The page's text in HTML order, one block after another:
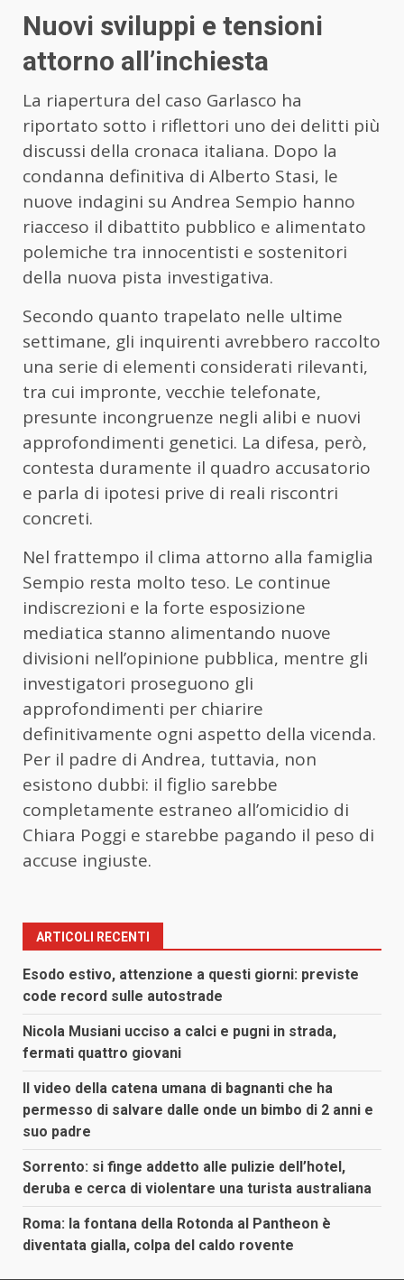
Nuovi sviluppi e tensioni
attorno all’inchiesta
La riapertura del caso Garlasco ha
riportato sotto i riflettori uno dei delitti più
discussi della cronaca italiana. Dopo la
condanna definitiva di Alberto Stasi, le
nuove indagini su Andrea Sempio hanno
riacceso il dibattito pubblico e alimentato
polemiche tra innocentisti e sostenitori
della nuova pista investigativa.
Secondo quanto trapelato nelle ultime
settimane, gli inquirenti avrebbero raccolto
una serie di elementi considerati rilevanti,
tra cui impronte, vecchie telefonate,
presunte incongruenze negli alibi e nuovi
approfondimenti genetici. La difesa, però,
contesta duramente il quadro accusatorio
e parla di ipotesi prive di reali riscontri
concreti.
Nel frattempo il clima attorno alla famiglia
Sempio resta molto teso. Le continue
indiscrezioni e la forte esposizione
mediatica stanno alimentando nuove
divisioni nell’opinione pubblica, mentre gli
investigatori proseguono gli
approfondimenti per chiarire
definitivamente ogni aspetto della vicenda.
Per il padre di Andrea, tuttavia, non
esistono dubbi: il figlio sarebbe
completamente estraneo all’omicidio di
Chiara Poggi e starebbe pagando il peso di
accuse ingiuste.
ARTICOLI RECENTI
Esodo estivo, attenzione a questi giorni: previste
code record sulle autostrade
Nicola Musiani ucciso a calci e pugni in strada,
fermati quattro giovani
Il video della catena umana di bagnanti che ha
permesso di salvare dalle onde un bimbo di 2 anni e
suo padre
Sorrento: si finge addetto alle pulizie dell’hotel,
deruba e cerca di violentare una turista australiana
Roma: la fontana della Rotonda al Pantheon è
diventata gialla, colpa del caldo rovente